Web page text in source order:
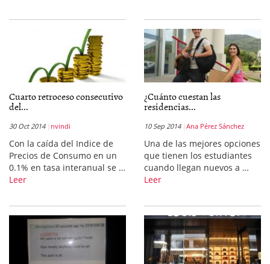
Cuarto retroceso consecutivo
del...
30 Oct 2014 nvindi
Con la caída del Indice de
Precios de Consumo en un
0.1% en tasa interanual se …
Leer
¿Cuánto cuestan las
residencias...
10 Sep 2014 Ana Pérez Sánchez
Una de las mejores opciones
que tienen los estudiantes
cuando llegan nuevos a …
Leer